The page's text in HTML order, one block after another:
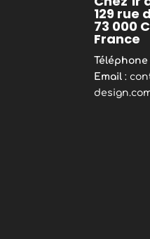
129 rue
73 000
France
Téléphone
Email :